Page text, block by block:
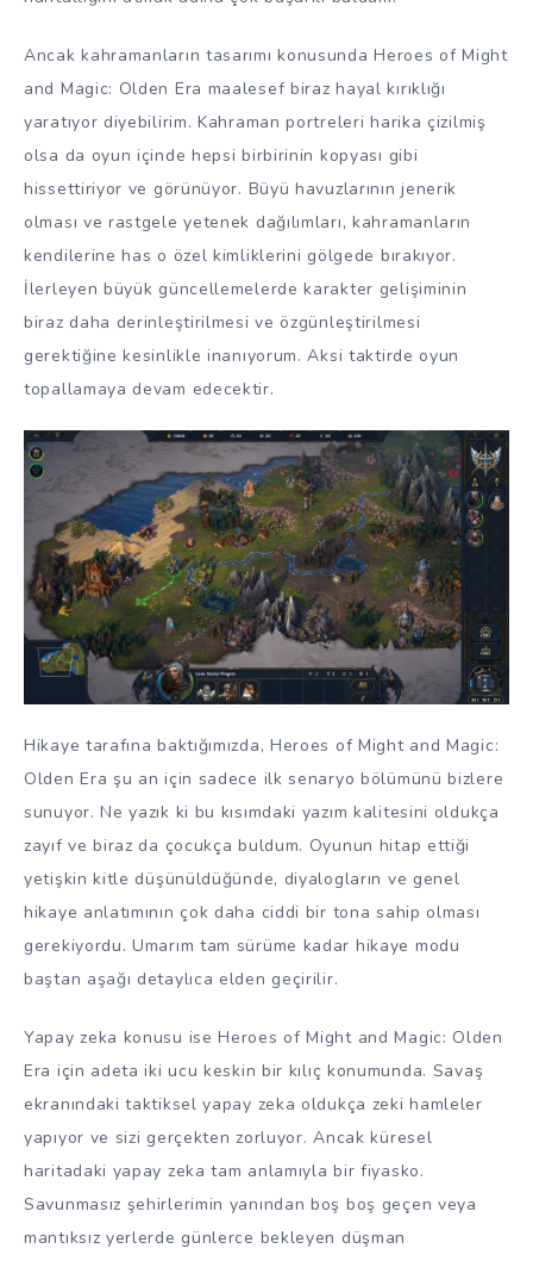
Ancak kahramanların tasarımı konusunda Heroes of Might
and Magic: Olden Era maalesef biraz hayal kırıklığı
yaratıyor diyebilirim. Kahraman portreleri harika çizilmiş
olsa da oyun içinde hepsi birbirinin kopyası gibi
hissettiriyor ve görünüyor. Büyü havuzlarının jenerik
olması ve rastgele yetenek dağılımları, kahramanların
kendilerine has o özel kimliklerini gölgede bırakıyor.
İlerleyen büyük güncellemelerde karakter gelişiminin
biraz daha derinleştirilmesi ve özgünleştirilmesi
gerektiğine kesinlikle inanıyorum. Aksi taktirde oyun
topallamaya devam edecektir.
Hikaye tarafına baktığımızda, Heroes of Might and Magic:
Olden Era şu an için sadece ilk senaryo bölümünü bizlere
sunuyor. Ne yazık ki bu kısımdaki yazım kalitesini oldukça
zayıf ve biraz da çocukça buldum. Oyunun hitap ettiği
yetişkin kitle düşünüldüğünde, diyalogların ve genel
hikaye anlatımının çok daha ciddi bir tona sahip olması
gerekiyordu. Umarım tam sürüme kadar hikaye modu
baştan aşağı detaylıca elden geçirilir.
Yapay zeka konusu ise Heroes of Might and Magic: Olden
Era için adeta iki ucu keskin bir kılıç konumunda. Savaş
ekranındaki taktiksel yapay zeka oldukça zeki hamleler
yapıyor ve sizi gerçekten zorluyor. Ancak küresel
haritadaki yapay zeka tam anlamıyla bir fiyasko.
Savunmasız şehirlerimin yanından boş boş geçen veya
mantıksız yerlerde günlerce bekleyen düşman